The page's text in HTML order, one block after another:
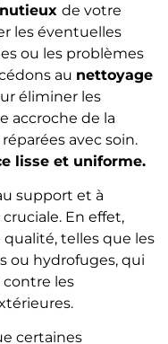
de votre
les éventuelles
ou les problèmes
au nettoyage
éliminer les
accroche de la
avec soin.
lisse et uniforme.
support et à
En effet,
telles que les
ou hydrofuges, qui
contre les
certaines